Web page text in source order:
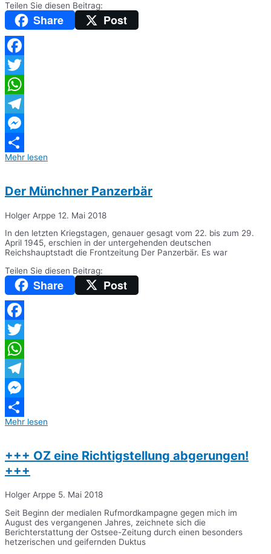
Teilen Sie diesen Beitrag:
Share Post
Facebook
Twitter
WhatsApp
Telegram
Messenger
Teilen
Mehr lesen
Der Münchner Panzerbär
Holger Arppe 12. Mai 2018
In den letzten Kriegstagen, genauer gesagt vom 22. bis zum 29.
April 1945, erschien in der untergehenden deutschen
Reichshauptstadt die Frontzeitung Der Panzerbär. Es war
Teilen Sie diesen Beitrag:
Share Post
Facebook
Twitter
WhatsApp
Telegram
Messenger
Teilen
Mehr lesen
+++ OZ eine Richtigstellung abgerungen!
+++
Holger Arppe 5. Mai 2018
Seit Beginn der medialen Rufmordkampagne gegen mich im
August des vergangenen Jahres, zeichnete sich die
Berichterstattung der Ostsee-Zeitung durch einen besonders
hetzerischen und geifernden Duktus